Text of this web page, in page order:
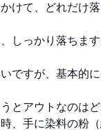
けて、どれだけ落
しっかり落ちま
ですが、基本的に
とアウトなのはど
、手に染料の粉